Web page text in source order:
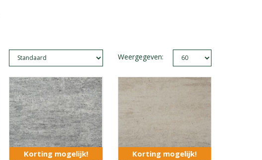
Weergegeven:
Korting mogelijk! Korting mogelijk!